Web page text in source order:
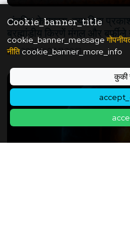
Cookie_banner_title
cookie_banner_message
नीतिcookie_banner_more_info
कुकी
अंतरिक्ष के रहस्य: क्या बिना
ब्रह्मांडीय किरणें मंगल और बर्फीले
प्रशस्त करती हैं
2025年07月30日